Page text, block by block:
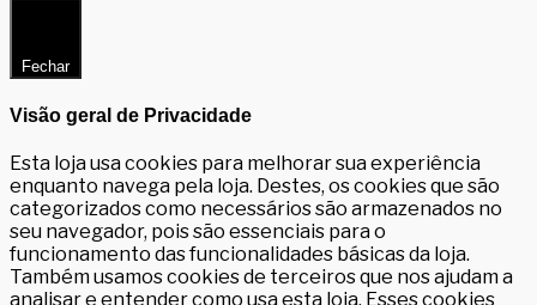
Fechar
Visão geral de Privacidade
Esta loja usa cookies para melhorar sua experiência
enquanto navega pela loja. Destes, os cookies que são
categorizados como necessários são armazenados no
seu navegador, pois são essenciais para o
funcionamento das funcionalidades básicas da loja.
Também usamos cookies de terceiros que nos ajudam a
analisar e entender como usa esta loja. Esses cookies